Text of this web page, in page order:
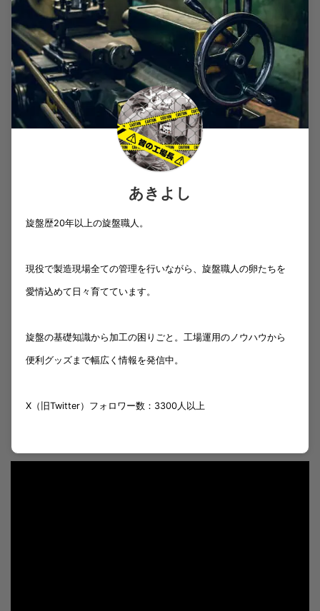
あきよし
旋盤歴20年以上の旋盤職人。
現役で製造現場全ての管理を行いながら、旋盤職人の卵たちを
愛情込めて日々育てています。
旋盤の基礎知識から加工の困りごと。工場運用のノウハウから
便利グッズまで幅広く情報を発信中。
X（旧Twitter）フォロワー数：3300人以上